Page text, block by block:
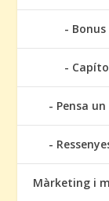
Pensa
Màrketing i